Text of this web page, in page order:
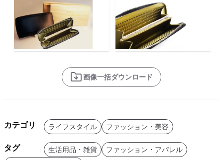
画像一括ダウンロード
カテゴリ ライフスタイル ファッション・美容
タグ 生活用品・雑貨
ファッション・アパレル